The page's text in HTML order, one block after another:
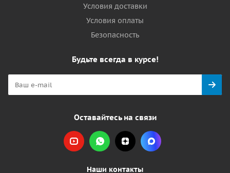
Условия доставки
Условия оплаты
Безопасность
Будьте всегда в курсе!
Оставайтесь на связи
Наши контакты